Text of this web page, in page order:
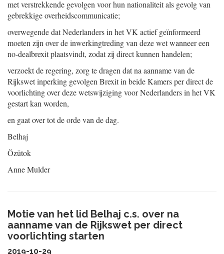
met verstrekkende gevolgen voor hun nationaliteit als gevolg van
gebrekkige overheidscommunicatie;
overwegende dat Nederlanders in het VK actief geïnformeerd
moeten zijn over de inwerkingtreding van deze wet wanneer een
no-dealbrexit plaatsvindt, zodat zij direct kunnen handelen;
verzoekt de regering, zorg te dragen dat na aanname van de
Rijkswet inperking gevolgen Brexit in beide Kamers per direct de
voorlichting over deze wetswijziging voor Nederlanders in het VK
gestart kan worden,
en gaat over tot de orde van de dag.
Belhaj
Özütok
Anne Mulder
Motie van het lid Belhaj c.s. over na
aanname van de Rijkswet per direct
voorlichting starten
2019-10-29